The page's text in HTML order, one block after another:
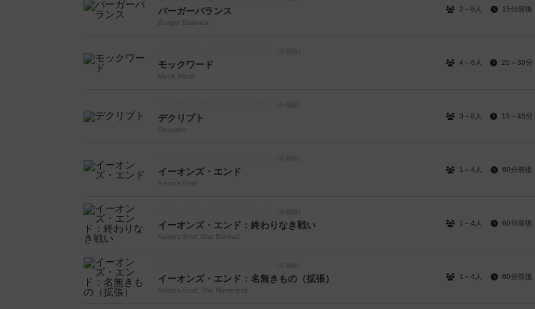
バーガーバランス
Burger Balance
2～6人 15分前後
モックワード
Mock Word
4～6人 20～30分
デクリプト
Decrypto
3～8人 15～45分
イーオンズ・エンド
Aeon's End
1～4人 60分前後
イーオンズ・エンド：終わりなき戦い
Aeon's End: War Eternal
1～4人 60分前後
イーオンズ・エンド：名無きもの（拡張）
Aeon's End: The Nameless
1～4人 60分前後